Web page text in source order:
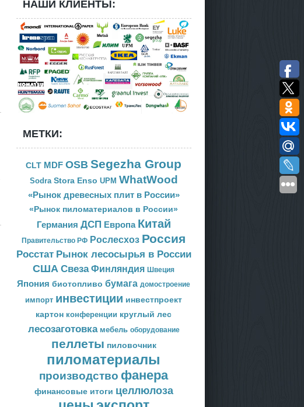
НАШИ КЛИЕНТЫ:
МЕТКИ:
CLT MDF OSB Segezha Group
Sodra Stora Enso UPM WhatWood
«Рынок древесных плит в России»
«Рынок пиломатериалов в России»
Германия ДСП Европа Китай
Правительство РФ Рослесхоз Россия
Росстат Рынок лесосырья в России
США Свеза Финляндия Швеция
Япония биотопливо бумага домостроение
импорт инвестиции инвестпроект
картон конференции круглый лес
лесозаготовка мебель оборудование
пеллеты пиловочник
пиломатериалы
производство фанера
финансовые итоги целлюлоза